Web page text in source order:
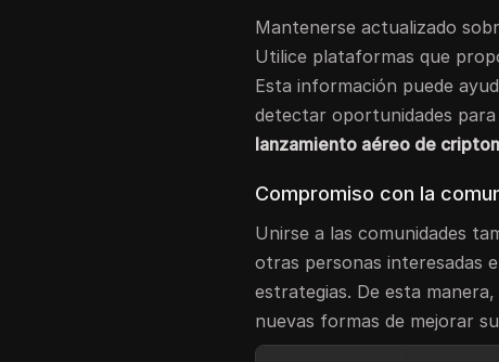
Mantenerse actualizado
Utilice plataformas que
Esta información puede
detectar oportunidades
lanzamiento aéreo de
Compromiso con la
Unirse a las comunidades
otras personas interesadas
estrategias. De esta
nuevas formas de mejorar